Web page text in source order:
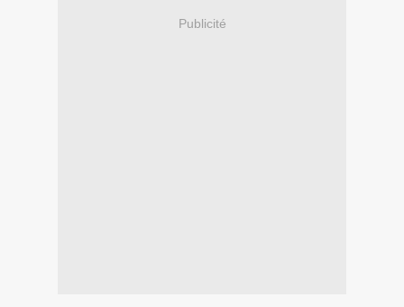
Publicité